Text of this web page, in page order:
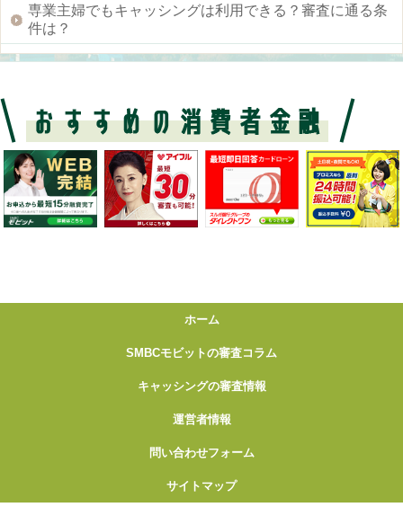
専業主婦でもキャッシングは利用できる？審査に通る条
件は？
ホーム
SMBCモビットの審査コラム
キャッシングの審査情報
運営者情報
問い合わせフォーム
サイトマップ